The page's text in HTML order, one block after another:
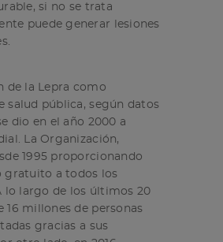
si no se trata
puede generar lesiones
de la Lepra como
salud pública, según datos
dio en el año 2000 a
La Organización,
1995 proporcionando
gratuito a todos los
lo largo de los últimos 20
16 millones de personas
gracias a sus